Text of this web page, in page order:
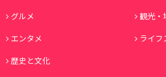
グルメ
観光・
エンタメ
ライフ
歴史と文化